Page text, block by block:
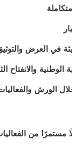
مستمرًا من